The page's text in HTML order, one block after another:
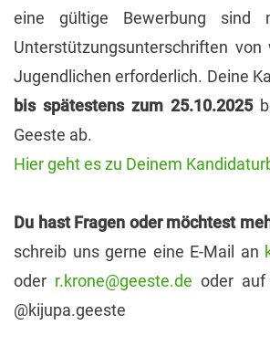
eine gültige Bewerbung sind
Unterstützungsunterschriften von
Jugendlichen erforderlich. Deine
bis spätestens zum 25.10.2025
Geeste ab.
Hier geht es zu Deinem
Du hast Fragen oder möchtest
schreib uns gerne eine E-Mail an
oder r.krone@geeste.de oder
@kijupa.geeste